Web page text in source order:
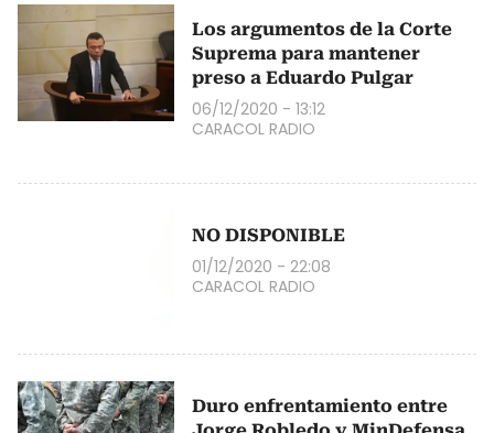
Los argumentos de la Corte
Suprema para mantener
preso a Eduardo Pulgar
06/12/2020 - 13:12
CARACOL RADIO
NO DISPONIBLE
01/12/2020 - 22:08
CARACOL RADIO
Duro enfrentamiento entre